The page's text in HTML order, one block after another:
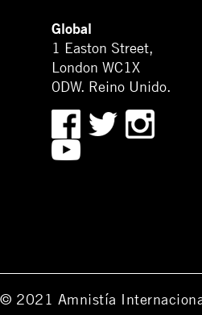
Global
1 Easton Street,
London WC1X
0DW. Reino Unido.
© 2021 Amnistía